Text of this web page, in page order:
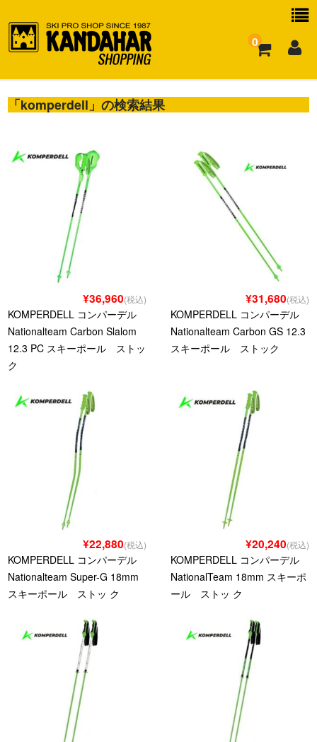
0
お買い物ガイド
「komperdell 」の検索結果
¥36,960(税込)
KOMPERDELL コンパーデル
Nationalteam Carbon Slalom
12.3 PC スキーポール ストッ
ク
¥31,680(税込)
KOMPERDELL コンパーデル
Nationalteam Carbon GS 12.3
スキーポール ストック
¥22,880(税込)
KOMPERDELL コンパーデル
Nationalteam Super-G 18mm
スキーポール ストッ ク
¥20,240(税込)
KOMPERDELL コンパーデル
NationalTeam 18mm スキーポ
ール ストッ ク